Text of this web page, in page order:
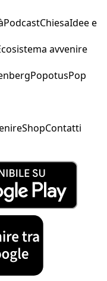
PodcastChiesaIdee e
avvenire
PopotusPop
ShopContatti